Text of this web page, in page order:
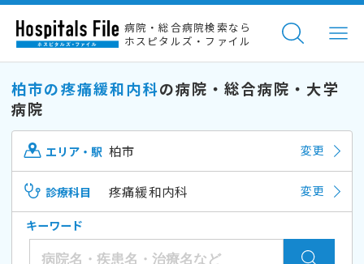
病院・総合病院検索なら
ホスピタルズ・ファイル
柏市の疼痛緩和内科の病院・総合病院・大学
病院
エリア・駅 柏市 変更
診療科目 疼痛緩和内科 変更
キーワード